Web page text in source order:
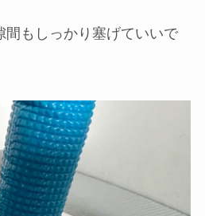
間もしっかり塞げていいで